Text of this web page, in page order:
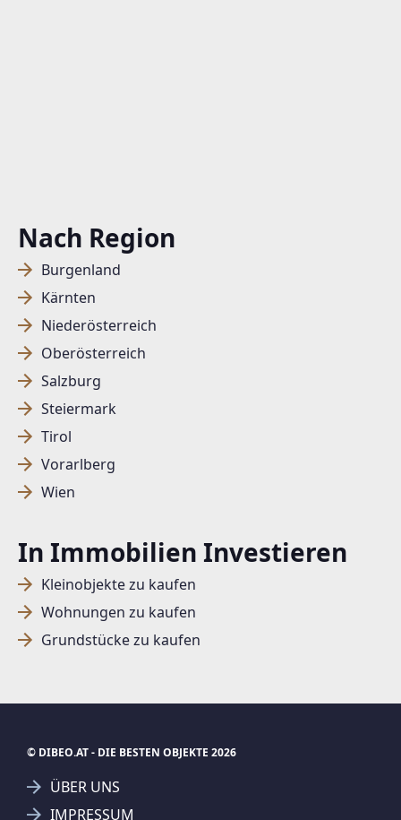
Nach Region
Burgenland
Kärnten
Niederösterreich
Oberösterreich
Salzburg
Steiermark
Tirol
Vorarlberg
Wien
In Immobilien Investieren
Kleinobjekte zu kaufen
Wohnungen zu kaufen
Grundstücke zu kaufen
Jetzt Suchagent anlegen
SUCHAGENT ANLEGEN FÜR DIE
AKTUELLEN SUCHKRITERIEN
Dieser Filter wird viele Treffer erzeugen. Bitte setzen
Sie weitere Filter!
Treffer verfeinern
Ich stimme der Verarbeitung meiner Daten, wie
in denDatenschutzbestimmungen
© DIBEO.AT - DIE BESTEN OBJEKTE 2026
ÜBER UNS
IMPRESSUM